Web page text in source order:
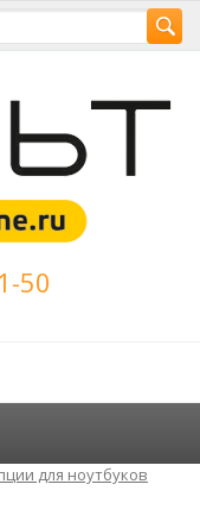
50
для ноутбуков